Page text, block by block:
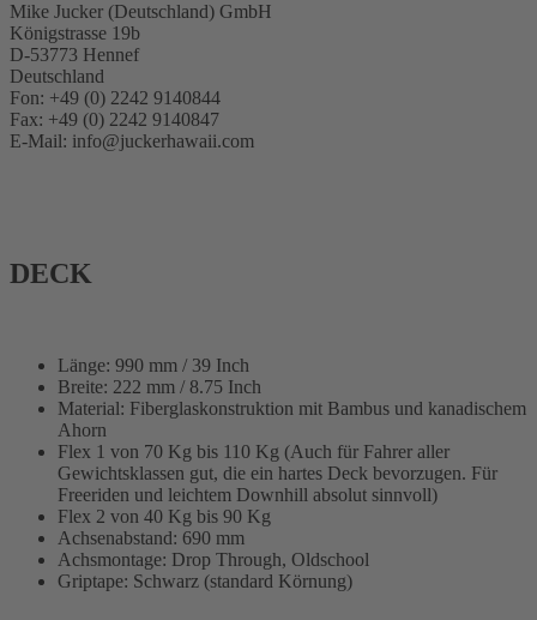
Mike Jucker (Deutschland) GmbH
Königstrasse 19b
D-53773 Hennef
Deutschland
Fon: +49 (0) 2242 9140844
Fax: +49 (0) 2242 9140847
E-Mail: info@juckerhawaii.com
DECK
Länge: 990 mm / 39 Inch
Breite: 222 mm / 8.75 Inch
Material: Fiberglaskonstruktion mit Bambus und kanadischem
Ahorn
Flex 1 von 70 Kg bis 110 Kg (Auch für Fahrer aller
Gewichtsklassen gut, die ein hartes Deck bevorzugen. Für
Freeriden und leichtem Downhill absolut sinnvoll)
Flex 2 von 40 Kg bis 90 Kg
Achsenabstand: 690 mm
Achsmontage: Drop Through, Oldschool
Griptape: Schwarz (standard Körnung)